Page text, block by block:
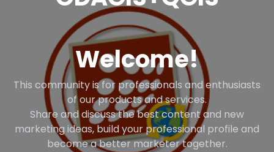
Welcome!
This community is for professionals and enthusiasts
of our products and services.
Share and discuss the best content and new
marketing ideas, build your professional profile and
become a better marketer together.